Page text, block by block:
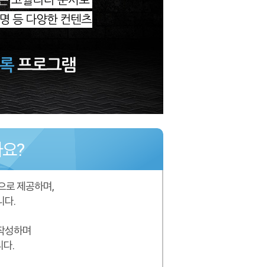
?
로 제공하며,
다.
성하며
다.